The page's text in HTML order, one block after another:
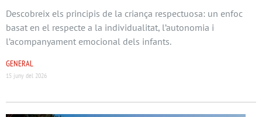
Descobreix els principis de la criança respectuosa: un enfoc
basat en el respecte a la individualitat, l’autonomia i
l’acompanyament emocional dels infants.
GENERAL
15 juny del 2026